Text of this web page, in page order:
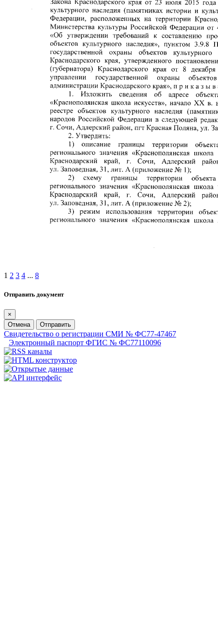
1 2 3 4 ... 8
Отправить документ
×
Отмена
Отправить
Свидетельство о регистрации СМИ № ФС77-47467
Электронный паспорт ФГИС № ФС77110096